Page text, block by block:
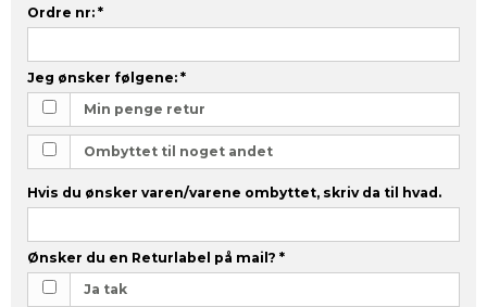
Ordre nr: *
Jeg ønsker følgene: *
Min penge retur
Ombyttet til noget andet
Hvis du ønsker varen/varene ombyttet, skriv da til hvad.
Ønsker du en Returlabel på mail? *
Ja tak